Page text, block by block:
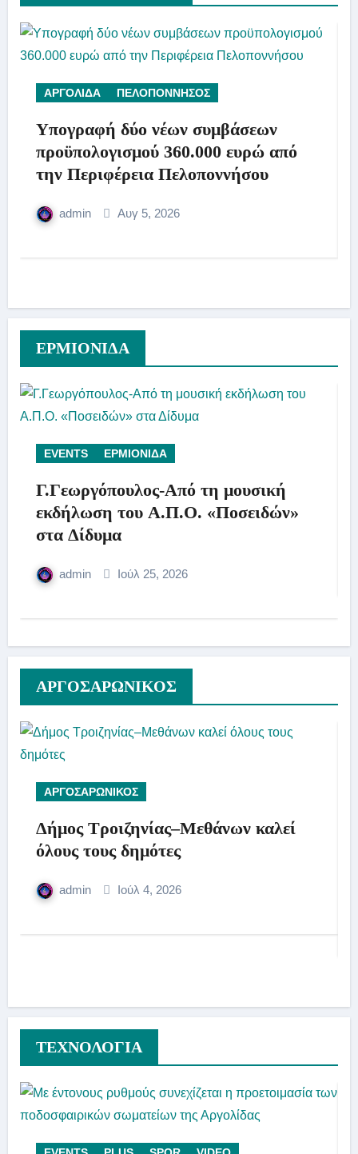
ΑΡΓΟΛΙΔΑ ΠΕΛΟΠΟΝΝΗΣΟΣ
Υπογραφή δύο νέων συμβάσεων
προϋπολογισμού 360.000 ευρώ από
την Περιφέρεια Πελοποννήσου
admin Αυγ 5, 2026
ΕΡΜΙΟΝΙΔΑ
EVENTS ΕΡΜΙΟΝΙΔΑ
Γ.Γεωργόπουλος-Από τη μουσική
εκδήλωση του Α.Π.Ο. «Ποσειδών»
στα Δίδυμα
admin Ιούλ 25, 2026
AΡΓΟΣΑΡΩΝΙΚΟΣ
ΑΡΓΟΣΑΡΩΝΙΚΟΣ
Δήμος Τροιζηνίας–Μεθάνων καλεί
όλους τους δημότες
admin Ιούλ 4, 2026
ΤΕΧΝΟΛΟΓΙΑ